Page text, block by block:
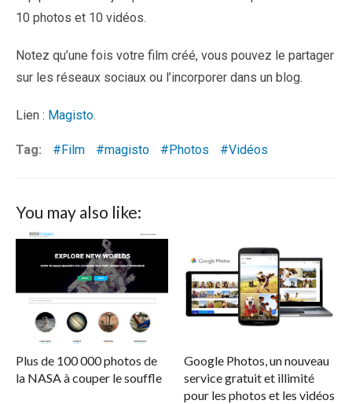
10 photos et 10 vidéos.
Notez qu’une fois votre film créé, vous pouvez le partager
sur les réseaux sociaux ou l’incorporer dans un blog.
Lien : Magisto.
Tag: Film magisto Photos Vidéos
You may also like:
Plus de 100 000 photos de
la NASA à couper le souffle
Google Photos, un nouveau
service gratuit et illimité
pour les photos et les vidéos